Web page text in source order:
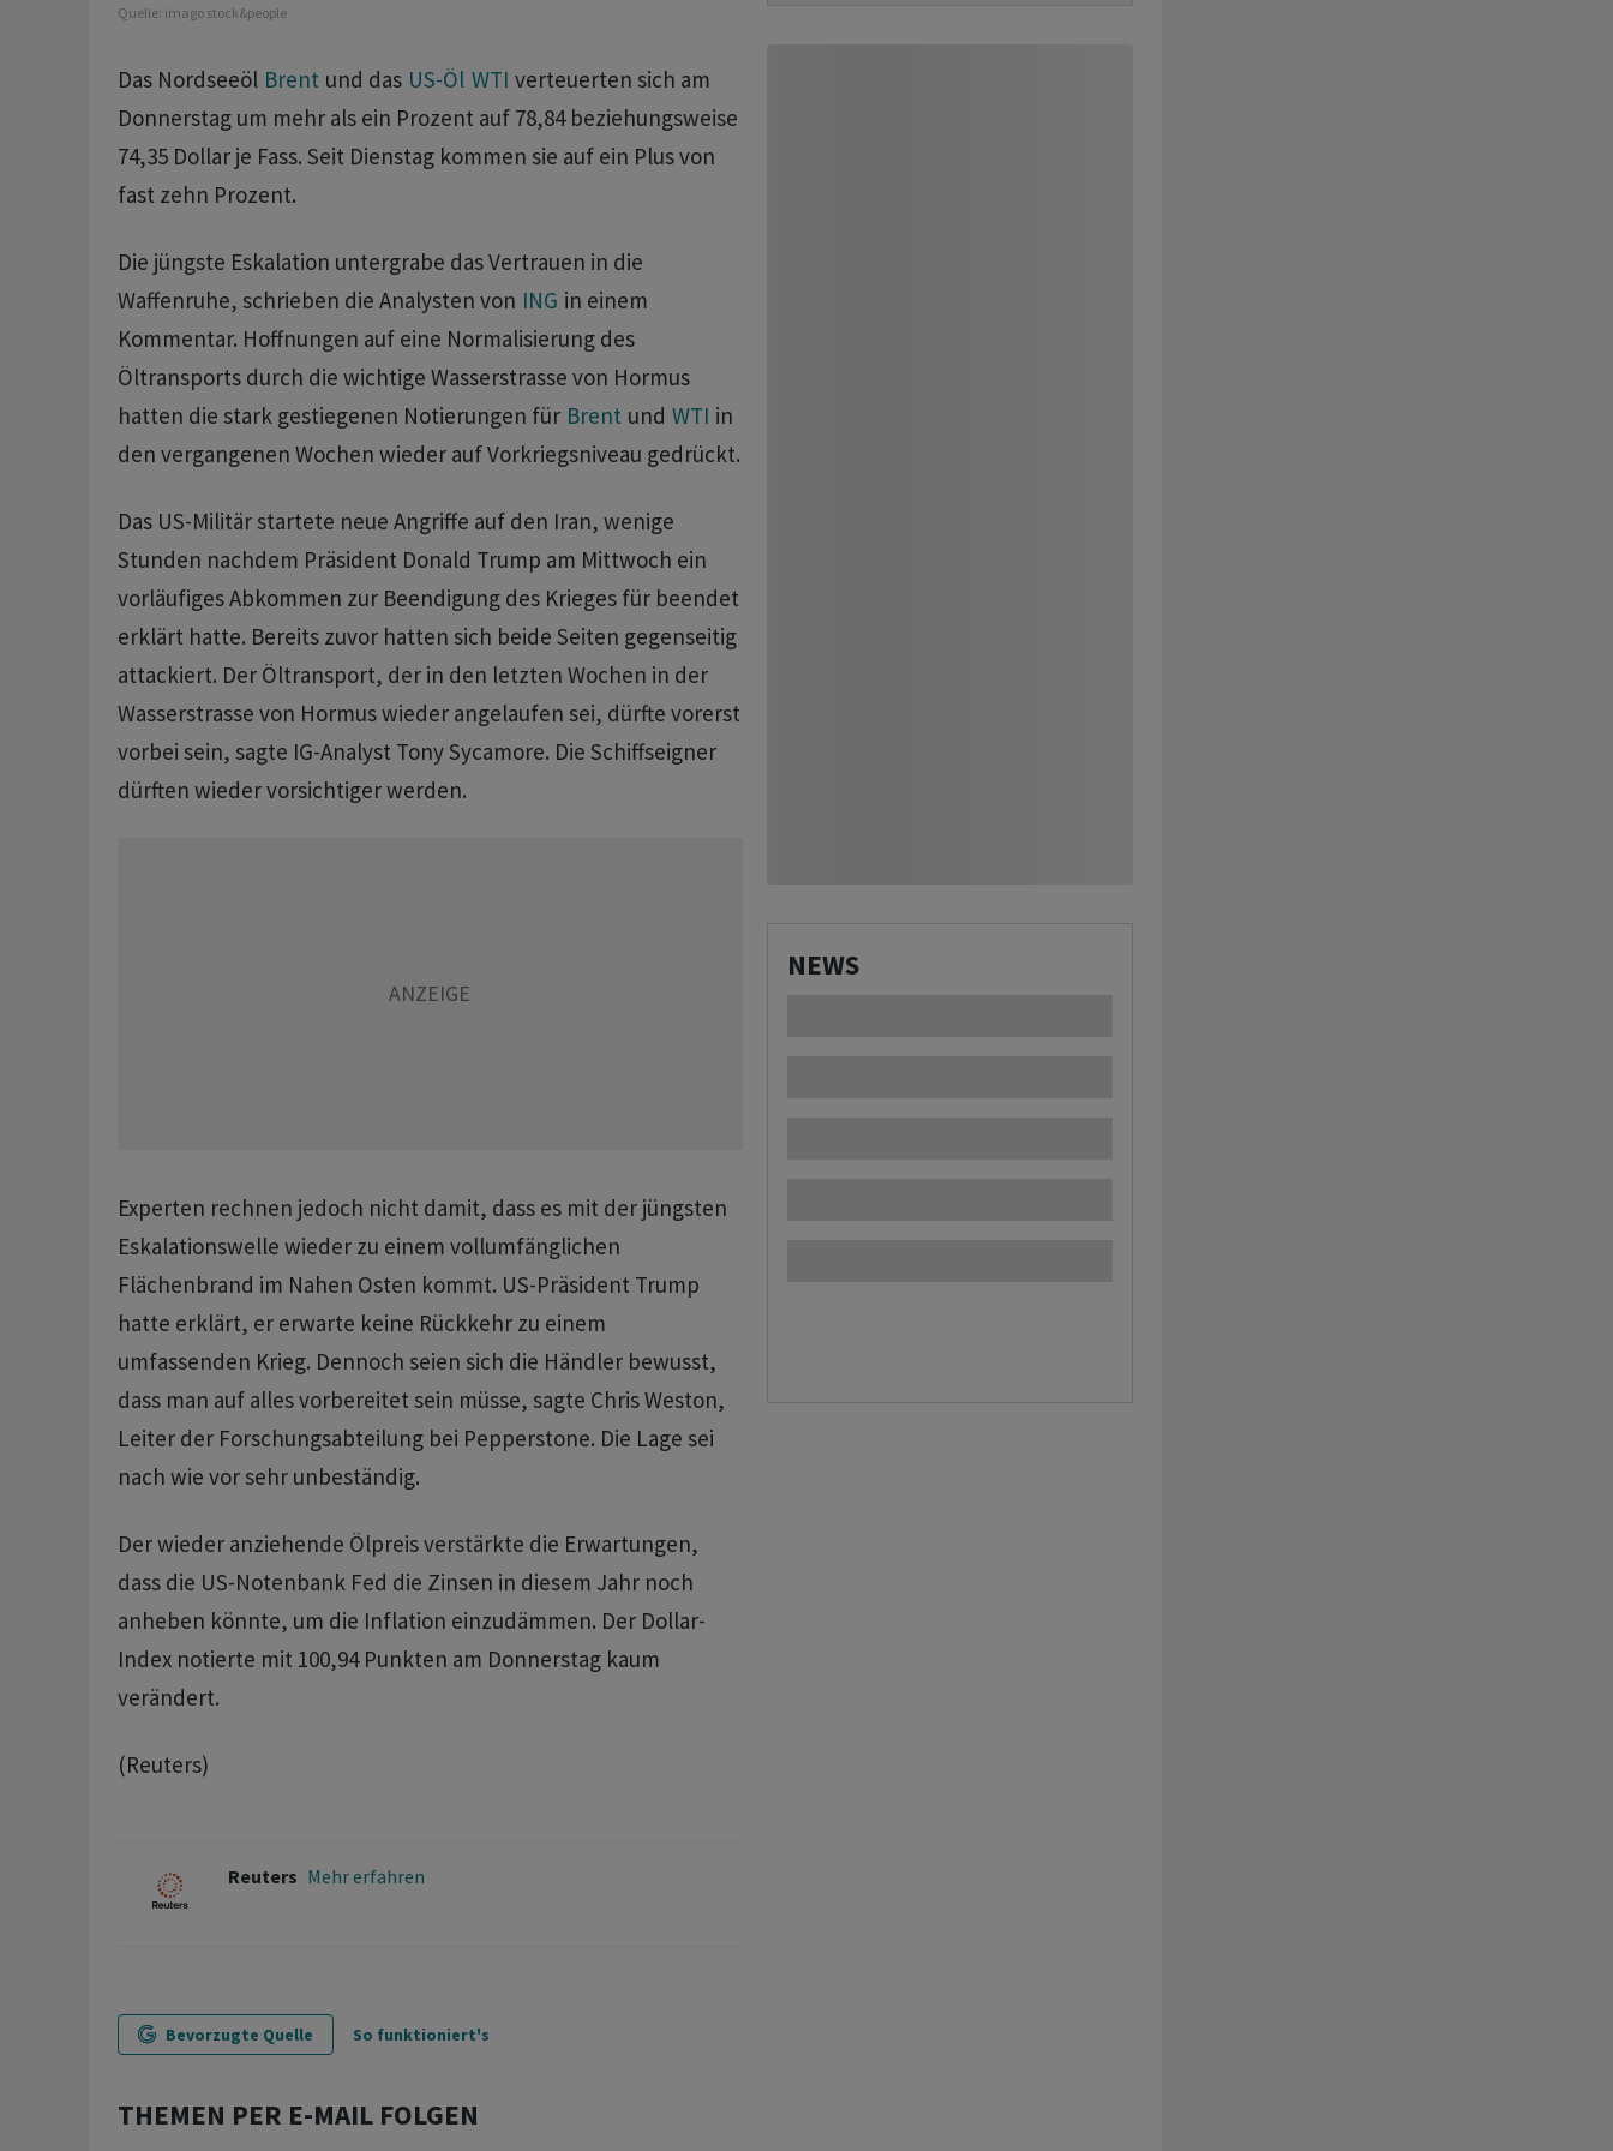
Quelle: imago stock&people
Das Nordseeöl Brent und ‌das ⁠ US-Öl WTI verteuerten sich am
Donnerstag um mehr als ein Prozent auf ⁠78,84 beziehungsweise
74,35 Dollar je Fass. Seit Dienstag kommen sie auf ein Plus von
fast ‌zehn Prozent.
Die jüngste Eskalation untergrabe das Vertrauen in ‌die
Waffenruhe, schrieben die Analysten ​von ING in einem
Kommentar. Hoffnungen auf eine Normalisierung des
Öltransports durch die wichtige Wasserstrasse von Hormus
hatten die stark gestiegenen Notierungen für Brent und WTI in
den vergangenen Wochen wieder auf Vorkriegsniveau gedrückt.
Das US-Militär startete neue ‌Angriffe auf den Iran, wenige
Stunden nachdem Präsident Donald Trump am Mittwoch ein
vorläufiges Abkommen zur Beendigung des Krieges für beendet
erklärt hatte. Bereits zuvor ​hatten sich beide Seiten gegenseitig
attackiert. Der Öltransport, der in ​den letzten Wochen in der
Wasserstrasse von ​Hormus wieder angelaufen sei, dürfte vorerst
vorbei sein, sagte IG-Analyst Tony Sycamore. Die Schiffseigner
dürften ‌wieder vorsichtiger werden.
Experten rechnen jedoch nicht damit, dass es mit der jüngsten
Eskalationswelle wieder zu einem vollumfänglichen
Flächenbrand im Nahen Osten kommt. US-Präsident Trump
hatte erklärt, ​er ​erwarte keine Rückkehr zu einem
⁠umfassenden Krieg. Dennoch seien sich die Händler bewusst, ​
dass man auf alles vorbereitet ⁠sein müsse, sagte Chris Weston,
Leiter der Forschungsabteilung bei Pepperstone. Die ‌Lage sei
nach wie vor sehr unbeständig.
Der wieder anziehende Ölpreis verstärkte die Erwartungen,
dass die US-Notenbank Fed die Zinsen in diesem ‌Jahr noch
anheben könnte, um die Inflation einzudämmen. Der ​Dollar-
Index notierte mit 100,94 Punkten am Donnerstag kaum
verändert.
(Reuters)
Reuters Mehr erfahren
Bevorzugte Quelle So funktioniert's
THEMEN PER E-MAIL FOLGEN
NEWS